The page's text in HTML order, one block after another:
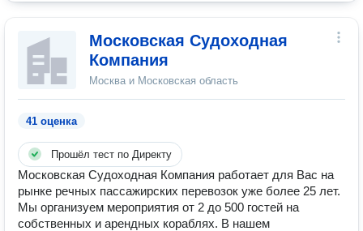
Московская Судоходная
Компания
Москва и Московская область
41 оценка
Прошёл тест по Директу
Московская Судоходная Компания работает для Вас на
рынке речных пассажирских перевозок уже более 25 лет.
Мы организуем мероприятия от 2 до 500 гостей на
собственных и арендных кораблях. В нашем